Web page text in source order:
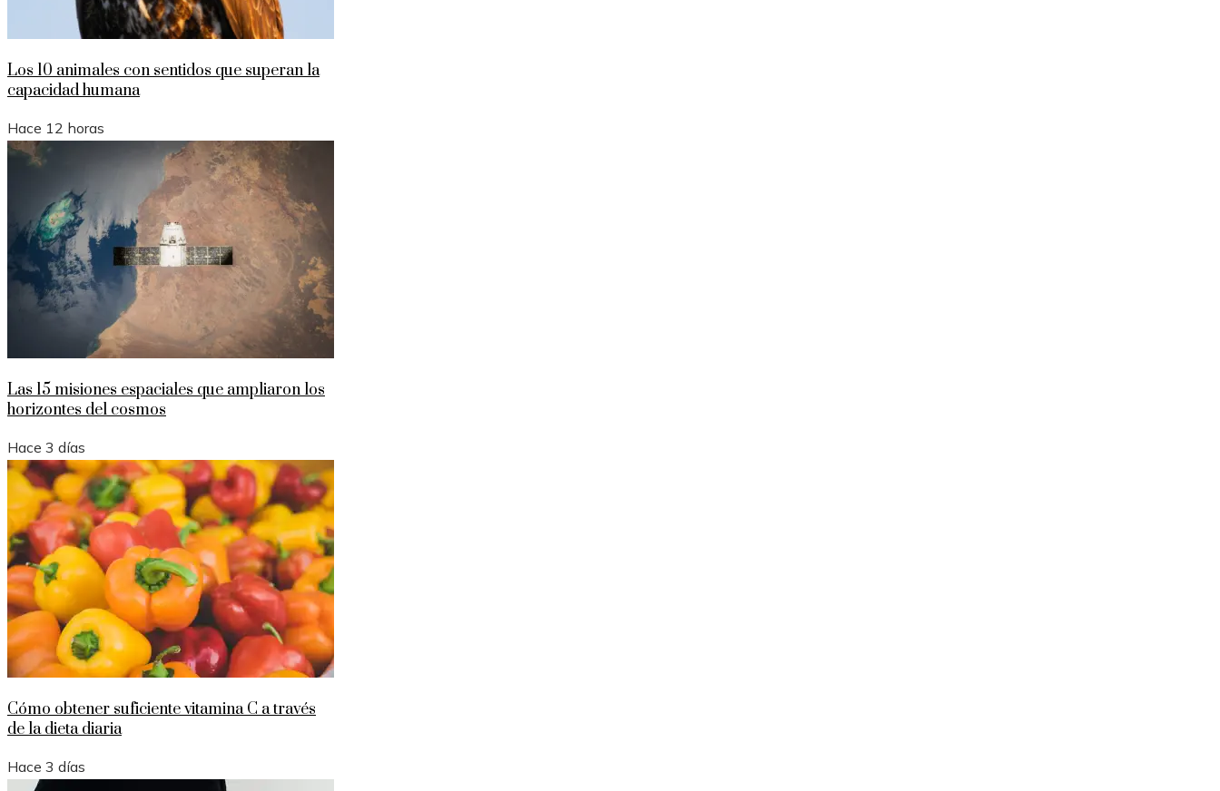
Los 10 animales con sentidos que superan la
capacidad humana
Hace 12 horas
Las 15 misiones espaciales que ampliaron los
horizontes del cosmos
Hace 3 días
Cómo obtener suficiente vitamina C a través
de la dieta diaria
Hace 3 días